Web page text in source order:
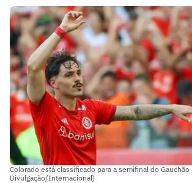
Colorado está classificado para a semifinal do Gauchão
Divulgação/Internacional)